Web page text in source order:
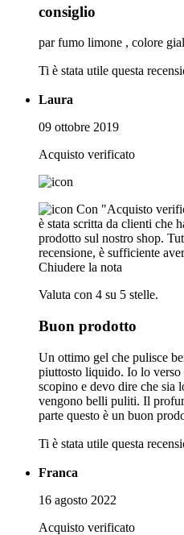
consiglio
par fumo limone , colore
Ti è stata utile questa
Laura
09 ottobre 2019
Acquisto verificato
Con "Acquisto
è stata scritta da clienti che
prodotto sul nostro shop.
recensione, è sufficiente
Chiudere la nota
Valuta con 4 su 5 stelle.
Buon prodotto
Un ottimo gel che pulisce
piuttosto liquido. Io lo verso
scopino e devo dire che sia
vengono belli puliti. Il
parte questo è un buon
Ti è stata utile questa
Franca
16 agosto 2022
Acquisto verificato